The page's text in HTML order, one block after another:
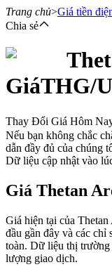
Hợp đồng tương lai
Futures sử dụng
Trang chủ>Giá tiền
Chia sẻ
GiáTHG/
Thay Đổi Giá Hôm
Nếu bạn không chắc
dẫn đầy đủ của chúng
Dữ liệu cập nhật vào
Giá Thetan
Giá hiện tại của
đầu gần đây và các chỉ
toàn. Dữ liệu thị trường
lượng giao dịch.